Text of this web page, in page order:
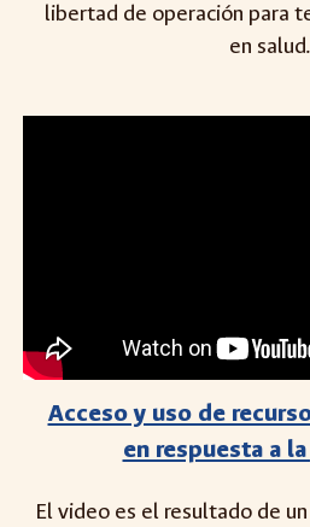
libertad de operación para
en salud.
Acceso y uso de
en respuesta a
El video es el resultado de